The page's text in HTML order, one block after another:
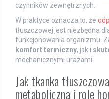
czynników zewnętrznych.
W praktyce oznacza to, że
tłuszczowej jest niezbędna
funkcjonowania organizmu.
komfort termiczny, jak i
mechanicznymi urazami.
Jak tkanka
metaboliczną i rolę